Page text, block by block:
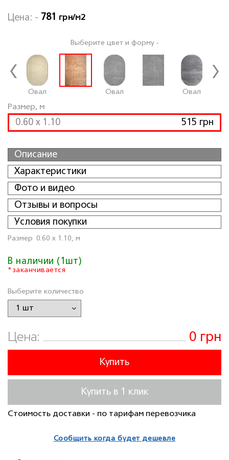
Цена: - 781 грн/м2
Размер, м
0.60 x 1.10 515 грн
Выберите цвет и форму -
Овал Овал Овал
Описание
Характеристики
Фото и видео
Отзывы и вопросы
Условия покупки
Размер 0.60 x 1.10, м
В наличии (1шт)
*заканчивается
Выберите количество
Цена: 0 грн
Купить
Купить в 1 клик
Стоимость доставки - по тарифам перевозчика
Сообщить когда будет дешевле